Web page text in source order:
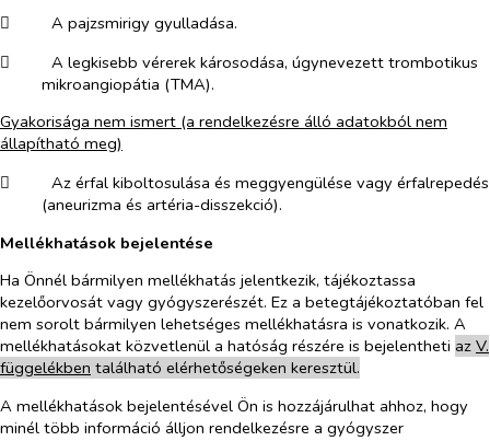
​
A pajzsmirigy gyulladása.
​
A legkisebb vérerek károsodása, úgynevezett trombotikus
mikroangiopátia (TMA).
Gyakorisága nem ismert (a rendelkezésre álló adatokból nem
állapítható meg)
​
Az érfal kiboltosulása és meggyengülése vagy érfalrepedés
(aneurizma és artéria-disszekció).
Mellékhatások bejelentése
Ha Önnél bármilyen mellékhatás jelentkezik, tájékoztassa
kezelőorvosát vagy gyógyszerészét. Ez a betegtájékoztatóban fel
nem sorolt bármilyen lehetséges mellékhatásra is vonatkozik. A
mellékhatásokat közvetlenül a hatóság részére is bejelentheti az V.
függelékben található elérhetőségeken keresztül.
A mellékhatások bejelentésével Ön is hozzájárulhat ahhoz, hogy
minél több információ álljon rendelkezésre a gyógyszer